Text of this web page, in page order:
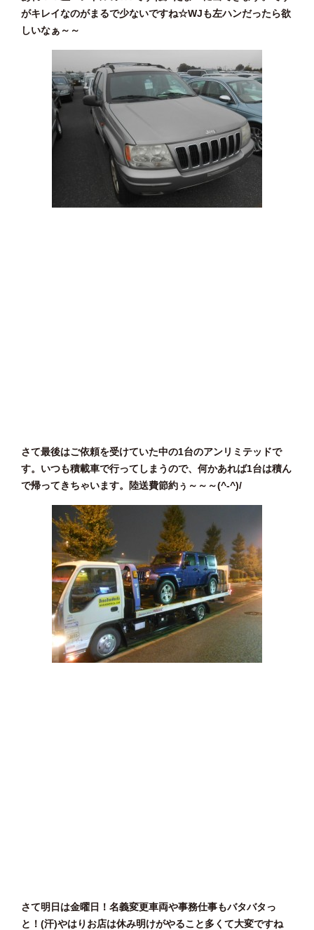
がキレイなのがまるで少ないですね☆WJも左ハンだったら欲
しいなぁ～～
さて最後はご依頼を受けていた中の1台のアンリミテッドで
す。いつも積載車で行ってしまうので、何かあれば1台は積ん
で帰ってきちゃいます。陸送費節約ぅ～～～(^-^)/
さて明日は金曜日！名義変更車両や事務仕事もバタバタっ
と！(汗)やはりお店は休み明けがやること多くて大変ですね